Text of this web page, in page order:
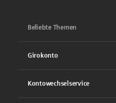
Beliebte Themen
Girokonto
Kontowechselservice